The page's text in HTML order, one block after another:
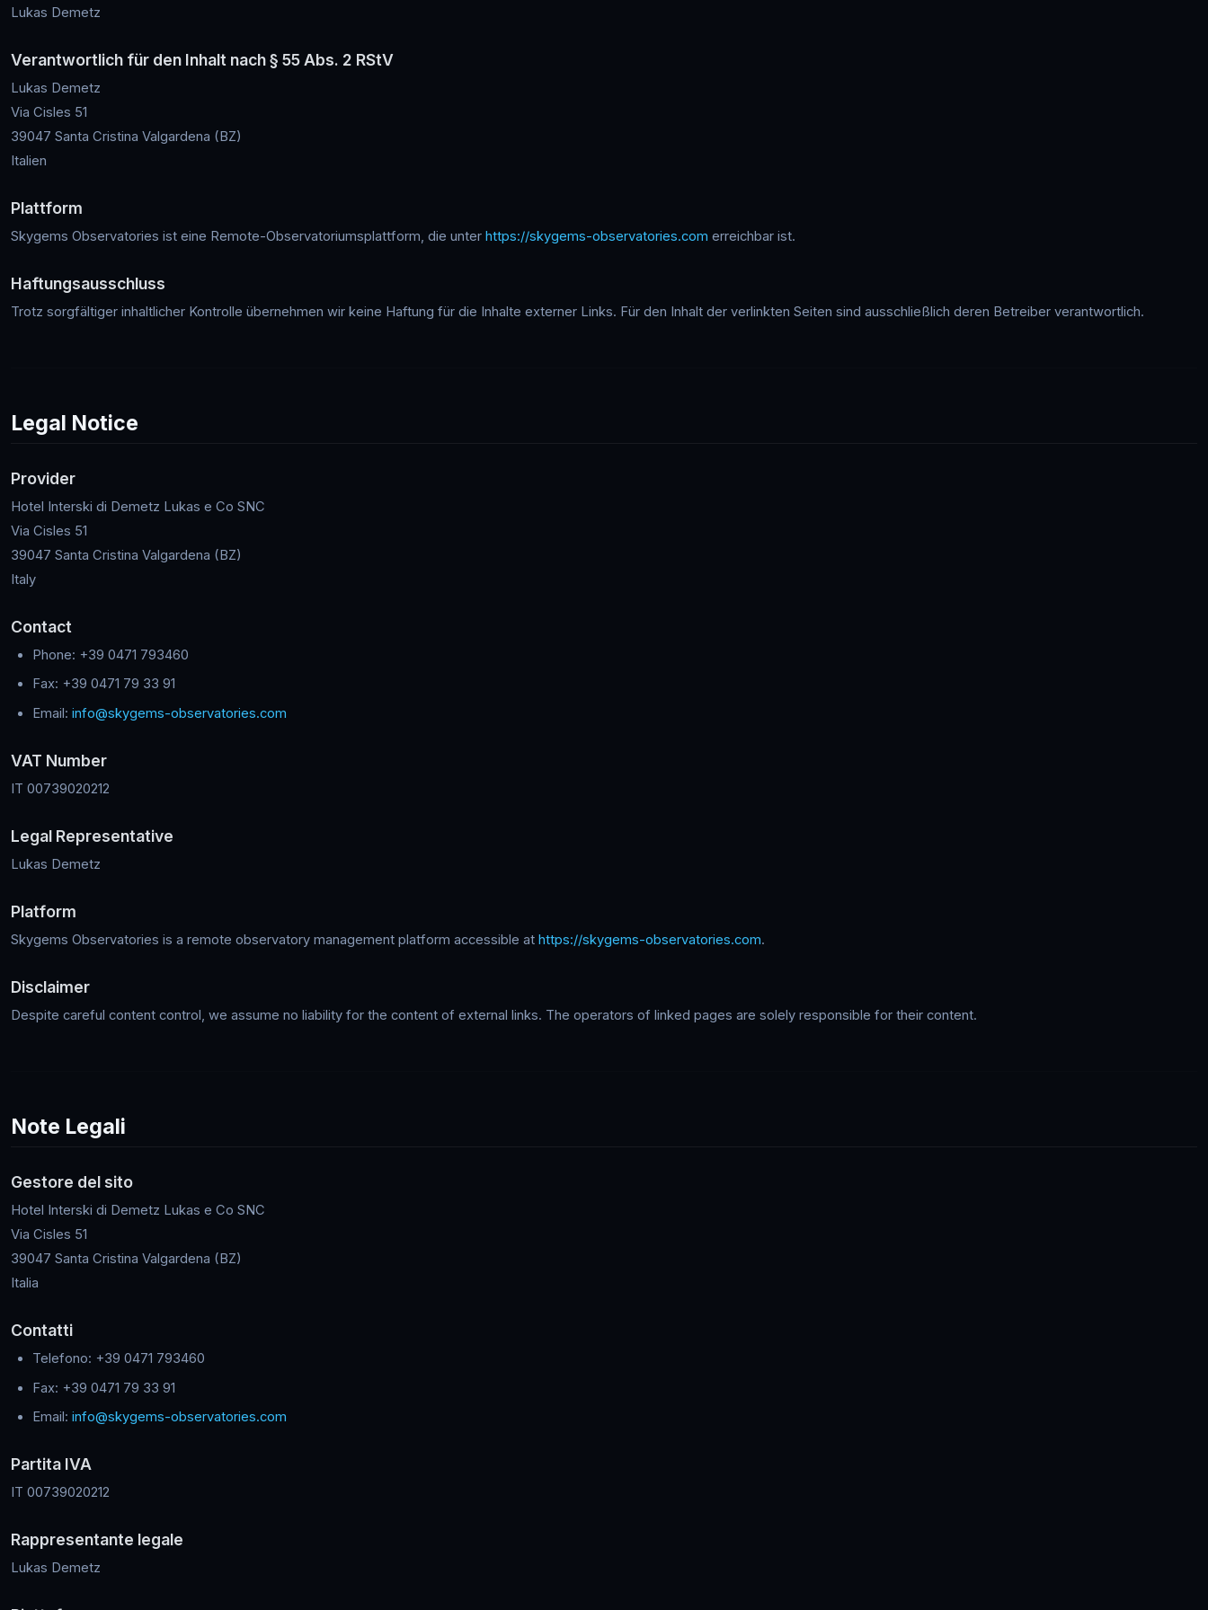
Lukas Demetz
Verantwortlich für den Inhalt nach § 55 Abs. 2 RStV
Lukas Demetz
Via Cisles 51
39047 Santa Cristina Valgardena (BZ)
Italien
Plattform
Skygems Observatories ist eine Remote-Observatoriumsplattform, die unter https://skygems-observatories.com erreichbar ist.
Haftungsausschluss
Trotz sorgfältiger inhaltlicher Kontrolle übernehmen wir keine Haftung für die Inhalte externer Links. Für den Inhalt der verlinkten Seiten sind ausschließlich deren Betreiber verantwortlich.
Legal Notice
Provider
Hotel Interski di Demetz Lukas e Co SNC
Via Cisles 51
39047 Santa Cristina Valgardena (BZ)
Italy
Contact
Phone: +39 0471 793460
Fax: +39 0471 79 33 91
Email: info@skygems-observatories.com
VAT Number
IT 00739020212
Legal Representative
Lukas Demetz
Platform
Skygems Observatories is a remote observatory management platform accessible at https://skygems-observatories.com.
Disclaimer
Despite careful content control, we assume no liability for the content of external links. The operators of linked pages are solely responsible for their content.
Note Legali
Gestore del sito
Hotel Interski di Demetz Lukas e Co SNC
Via Cisles 51
39047 Santa Cristina Valgardena (BZ)
Italia
Contatti
Telefono: +39 0471 793460
Fax: +39 0471 79 33 91
Email: info@skygems-observatories.com
Partita IVA
IT 00739020212
Rappresentante legale
Lukas Demetz